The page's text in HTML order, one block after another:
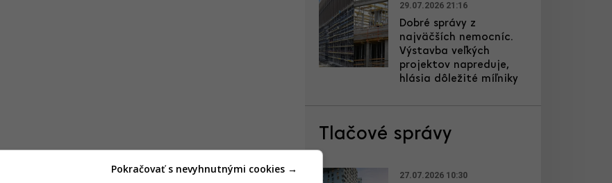
29.07.2026 21:16
Dobré správy z
najväčších nemocníc.
Výstavba veľkých
projektov napreduje,
hlásia dôležité míľniky
Tlačové správy
27.07.2026 10:30
Pokračovať s nevyhnutnými cookies →